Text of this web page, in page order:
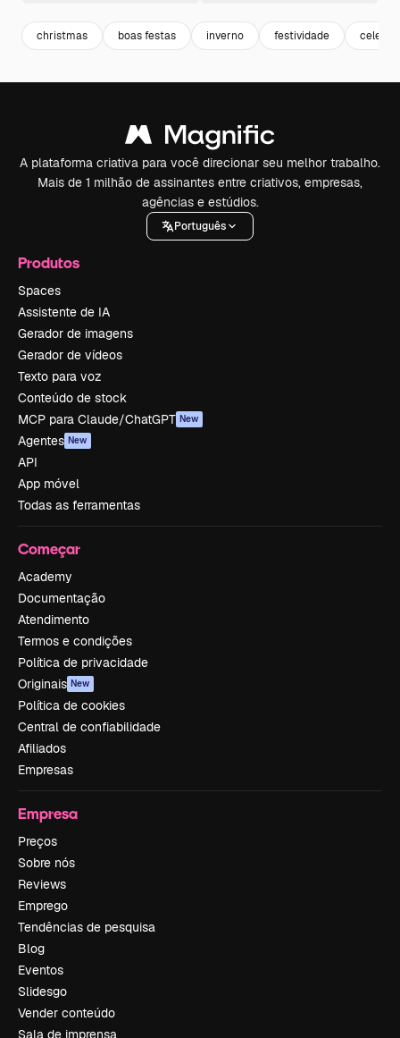
christmas boas festas inverno festividade
A plataforma criativa para você direcionar seu melhor trabalho.
Mais de 1 milhão de assinantes entre criativos, empresas,
agências e estúdios.
Português
Produtos
Spaces
Assistente de IA
Gerador de imagens
Gerador de vídeos
Texto para voz
Conteúdo de stock
MCP para Claude/ChatGPT New
Agentes New
API
App móvel
Todas as ferramentas
Começar
Academy
Documentação
Atendimento
Termos e condições
Política de privacidade
Originais New
Política de cookies
Central de confiabilidade
Afiliados
Empresas
Empresa
Preços
Sobre nós
Reviews
Emprego
Tendências de pesquisa
Blog
Eventos
Slidesgo
Vender conteúdo
Sala de imprensa